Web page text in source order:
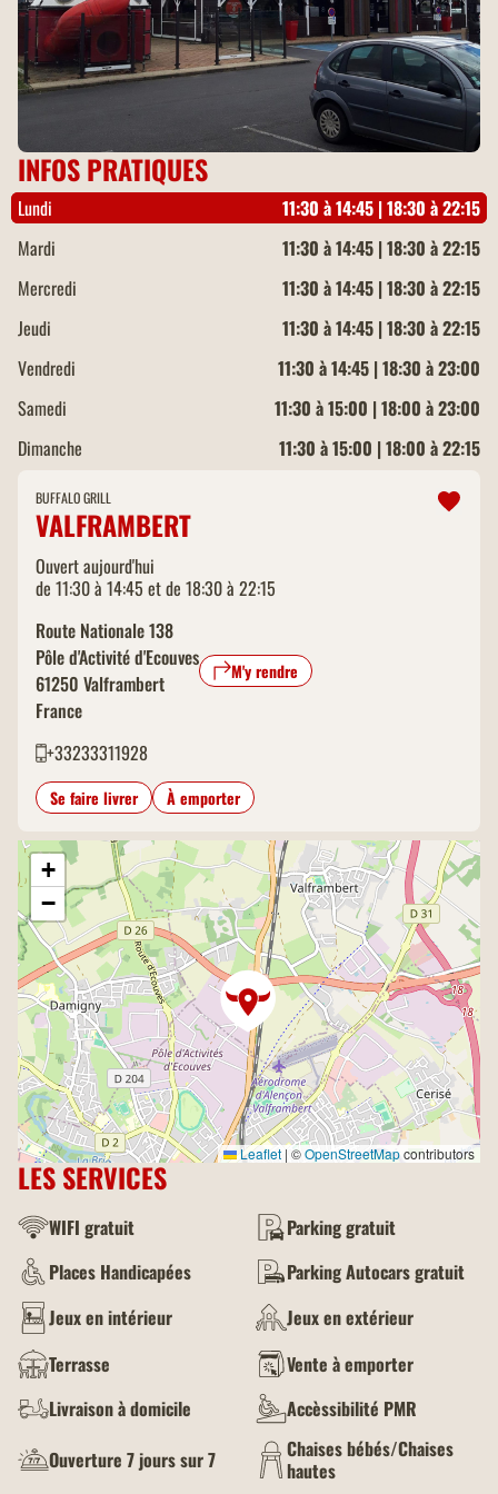
INFOS PRATIQUES
Lundi
11:30 à 14:45 | 18:30 à 22:15
Mardi
11:30 à 14:45 | 18:30 à 22:15
Mercredi
11:30 à 14:45 | 18:30 à 22:15
Jeudi
11:30 à 14:45 | 18:30 à 22:15
Vendredi
11:30 à 14:45 | 18:30 à 23:00
Samedi
11:30 à 15:00 | 18:00 à 23:00
Dimanche
11:30 à 15:00 | 18:00 à 22:15
BUFFALO GRILL
VALFRAMBERT
Ouvert aujourd'hui
de 11:30 à 14:45 et de 18:30 à 22:15
Route Nationale 138
Pôle d'Activité d'Ecouves
61250 Valframbert
France
M'y rendre
+33233311928
Se faire livrer À emporter
+
−
Leaflet | ©OpenStreetMapcontributors
LES SERVICES
WIFI gratuit
Parking gratuit
Places Handicapées
Parking Autocars gratuit
Jeux en intérieur
Jeux en extérieur
Terrasse
Vente à emporter
Livraison à domicile
Accèssibilité PMR
Ouverture 7 jours sur 7
Chaises bébés/Chaises
hautes